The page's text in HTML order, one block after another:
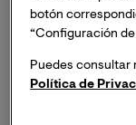
Puede que te
otros tu
ayudes a atletas
botón
“Configuración
Puedes consultar
Política de